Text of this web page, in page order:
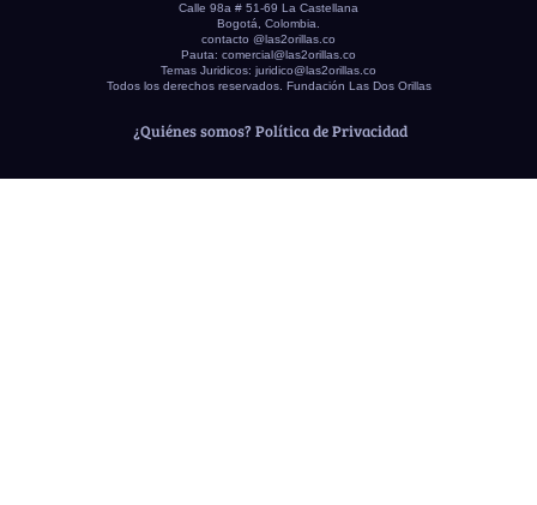
Calle 98a # 51-69 La Castellana
Bogotá, Colombia.
contacto @las2orillas.co
Pauta: comercial@las2orillas.co
Temas Juridicos: juridico@las2orillas.co
Todos los derechos reservados. Fundación Las Dos Orillas
¿Quiénes somos? Política de Privacidad